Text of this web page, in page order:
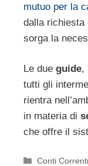
mutuo per la
dalla richiesta
sorga la
Le due guide,
tutti gli
rientra
in materia di
che offre il
Categorie
Conti Correnti